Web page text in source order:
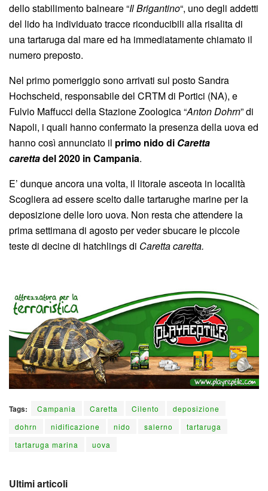
dello stabilimento balneare “Il Brigantino“, uno degli addetti
del lido ha individuato tracce riconducibili alla risalita di
una tartaruga dal mare ed ha immediatamente chiamato il
numero preposto.
Nel primo pomeriggio sono arrivati sul posto Sandra
Hochscheid, responsabile del CRTM di Portici (NA), e
Fulvio Maffucci della Stazione Zoologica “Anton Dohrn” di
Napoli, i quali hanno confermato la presenza della uova ed
hanno così annunciato il primo nido di Caretta
carettadel 2020 in Campania.
E’ dunque ancora una volta, il litorale asceota in località
Scogliera ad essere scelto dalle tartarughe marine per la
deposizione delle loro uova. Non resta che attendere la
prima settimana di agosto per veder sbucare le piccole
teste di decine di hatchlings di Caretta caretta.
Tags: Campania Caretta Cilento
deposizione
dohrn
nidificazione nido salerno
tartaruga
tartaruga marina
uova
Ultimi articoli